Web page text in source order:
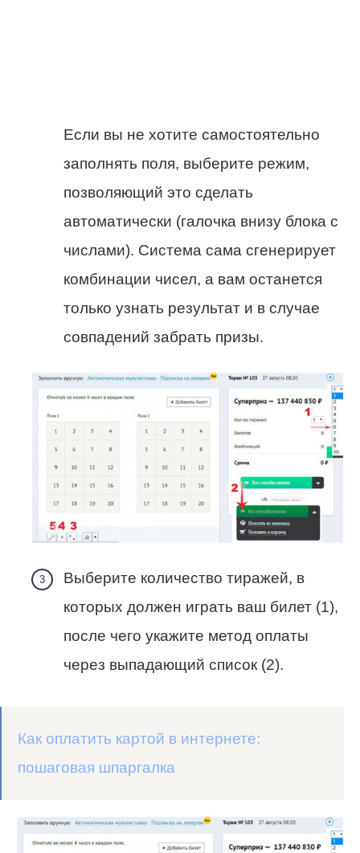
Если вы не хотите самостоятельно
заполнять поля, выберите режим,
позволяющий это сделать
автоматически (галочка внизу блока с
числами). Система сама сгенерирует
комбинации чисел, а вам останется
только узнать результат и в случае
совпадений забрать призы.
Выберите количество тиражей, в
которых должен играть ваш билет (1),
после чего укажите метод оплаты
через выпадающий список (2).
Как оплатить картой в интернете:
пошаговая шпаргалка